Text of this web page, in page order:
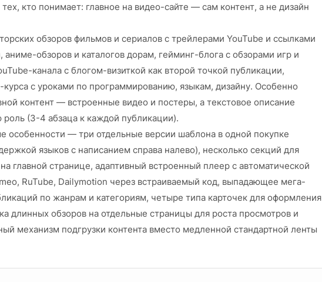
кто понимает: главное на видео-сайте — сам контент, а не дизайн
обзоров фильмов и сериалов с трейлерами YouTube и ссылками
аниме-обзоров и каталогов дорам, гейминг-блога с обзорами игр и
канала с блогом-визиткой как второй точкой публикации,
курса с уроками по программированию, языкам, дизайну. Особенно
контент — встроенные видео и постеры, а текстовое описание
роль (3-4 абзаца к каждой публикации).
особенности — три отдельные версии шаблона в одной покупке
языков с написанием справа налево), несколько секций для
главной странице, адаптивный встроенный плеер с автоматической
RuTube, Dailymotion через встраиваемый код, выпадающее мега-
по жанрам и категориям, четыре типа карточек для оформления
длинных обзоров на отдельные страницы для роста просмотров и
механизм подгрузки контента вместо медленной стандартной ленты